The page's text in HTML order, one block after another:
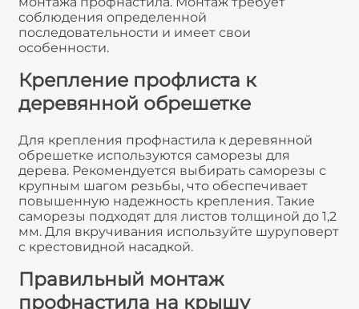
соблюдения определенной
последовательности и имеет свои
особенности.
Крепление профлиста к
деревянной обрешетке
Для крепления профнастила к деревянной
обрешетке используются саморезы для
дерева. Рекомендуется выбирать саморезы с
крупным шагом резьбы, что обеспечивает
повышенную надежность крепления. Такие
саморезы подходят для листов толщиной до 1,2
мм. Для вкручивания используйте шуруповерт
с крестовидной насадкой.
Правильный монтаж
профнастила на крышу